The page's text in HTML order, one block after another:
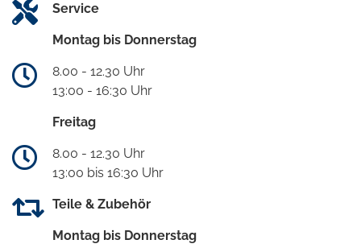
Service
Montag bis Donnerstag
8.00 - 12.30 Uhr
13:00 - 16:30 Uhr
Freitag
8.00 - 12.30 Uhr
13:00 bis 16:30 Uhr
Teile & Zubehör
Montag bis Donnerstag